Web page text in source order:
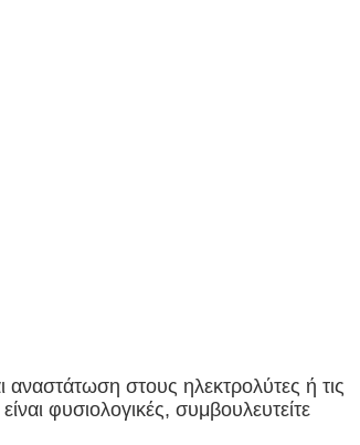
στους ηλεκτρολύτες ή τις
φυσιολογικές, συμβουλευτείτε